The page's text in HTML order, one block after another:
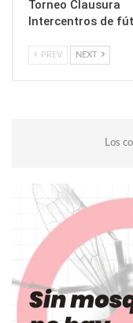
Torneo Clausura
Intercentros de
PREV NEXT
Los